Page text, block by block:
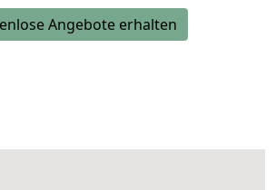
Angebote erhalten